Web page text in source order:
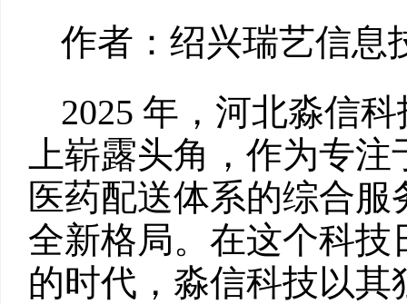
作者：绍兴瑞艺信息
2025 年，河北淼信
上崭露头角，作为专
医药配送体系的综合
全新格局。在这个科
的时代，淼信科技以